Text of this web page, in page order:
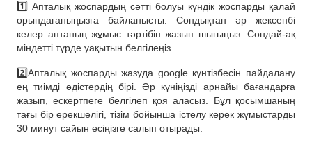
1️⃣ Апталық жоспардың сәтті болуы күндік жоспарды қалай
орындағаныңызға байланысты. Сондықтан әр жексенбі
келер аптаның жұмыс тәртібін жазып шығыңыз. Сондай-ақ
міндетті түрде уақытын белгілеңіз.
2️⃣Апталық жоспарды жазуда google күнтізбесін пайдалану
ең тиімді әдістердің бірі. Әр күніңізді арнайы бағандарға
жазып, ескертпеге белгілеп қоя аласыз. Бұл қосымшаның
тағы бір ерекшелігі, тізім бойынша істелу керек жұмыстарды
30 минут сайын есіңізге салып отырады.